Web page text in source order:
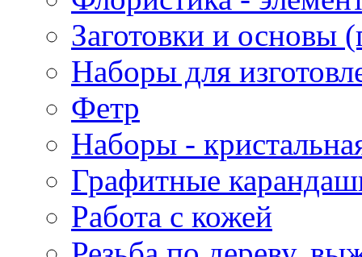
Заготовки и основы
Наборы для
Фетр
Наборы -
Графитные
Работа с кожей